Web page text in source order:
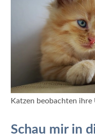
Katzen beobachten ihre
Schau mir in